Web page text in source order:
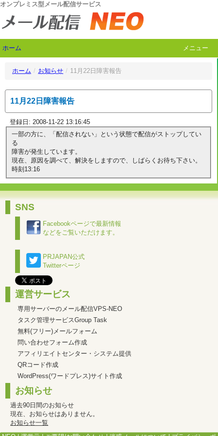
オンプレミス型メール配信サービス
ホーム メニュー
ホーム / お知らせ / 11月22日障害報告
11月22日障害報告
登録日: 2008-11-22 13:16:45
一部の方に、「配信されない」という状態で配信がストップしてい
る
障害が発生しています。
現在、原因を調べて、解決をしますので、しばらくお待ち下さい。
時刻13:16
SNS
Facebookページで最新情報
などをご覧いただけます。
PRJAPAN公式
Twitterページ
運営サービス
専用サーバーのメール配信VPS-NEO
タスク管理サービスGroup Task
無料(フリー)メールフォーム
問い合わせフォーム作成
アフィリエイトセンター・システム提供
QRコード作成
WordPress(ワードプレス)サイト作成
お知らせ
過去90日間のお知らせ
現在、お知らせはありません。
お知らせ一覧